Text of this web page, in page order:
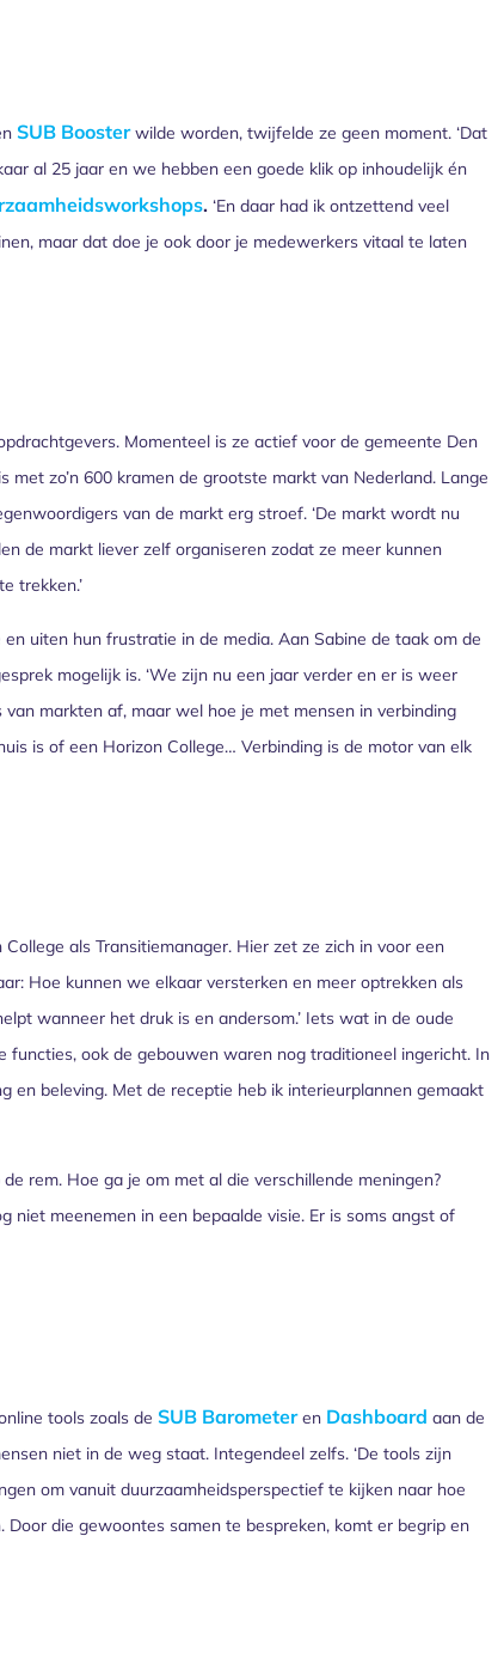
SUB Boosterwilde worden, twijfelde ze geen moment. ‘Dat
al 25 jaar en we hebben een goede klik op inhoudelijk én
. ‘En daar had ik ontzettend veel
maar dat doe je ook door je medewerkers vitaal te laten
Momenteel is ze actief voor de gemeente Den
zo’n 600 kramen de grootste markt van Nederland. Lange
van de markt erg stroef. ‘De markt wordt nu
de markt liever zelf organiseren zodat ze meer kunnen
trekken.’
uiten hun frustratie in de media. Aan Sabine de taak om de
mogelijk is. ‘We zijn nu een jaar verder en er is weer
markten af, maar wel hoe je met mensen in verbinding
is of een Horizon College… Verbinding is de motor van elk
als Transitiemanager. Hier zet ze zich in voor een
Hoe kunnen we elkaar versterken en meer optrekken als
wanneer het druk is en andersom.’ Iets wat in de oude
functies, ook de gebouwen waren nog traditioneel ingericht. In
beleving. Met de receptie heb ik interieurplannen gemaakt
rem. Hoe ga je om met al die verschillende meningen?
niet meenemen in een bepaalde visie. Er is soms angst of
tools zoals de SUB Barometeren Dashboard aan de
niet in de weg staat. Integendeel zelfs. ‘De tools zijn
om vanuit duurzaamheidsperspectief te kijken naar hoe
die gewoontes samen te bespreken, komt er begrip en